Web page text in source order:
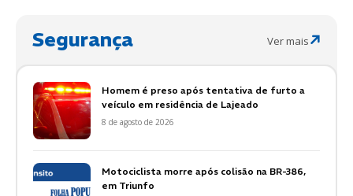
Segurança Ver mais
Homem é preso após tentativa de furto a
veículo em residência de Lajeado
8 de agosto de 2026
Motociclista morre após colisão na BR-386,
em Triunfo